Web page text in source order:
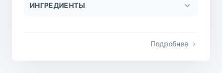
ИНГРЕДИЕНТЫ
Подробнее